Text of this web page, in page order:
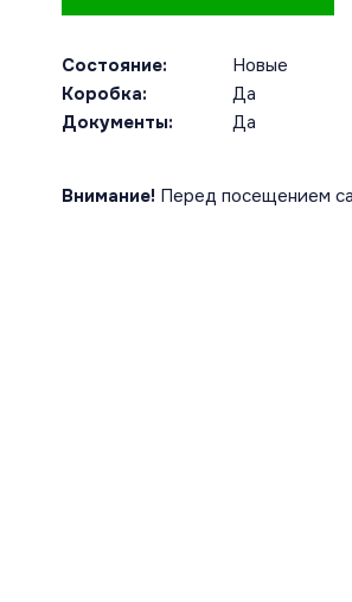
Состояние:
Новые
Коробка:
Да
Документы:
Да
Внимание! Перед посещением